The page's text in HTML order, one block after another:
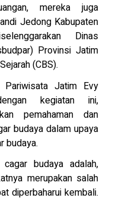
mereka juga
Jedong Kabupaten
Dinas
Provinsi Jatim
(CBS).
Pariwisata Jatim Evy
kegiatan ini,
pemahaman dan
budaya dalam upaya
budaya.
budaya adalah,
merupakan salah
diperbaharui kembali.